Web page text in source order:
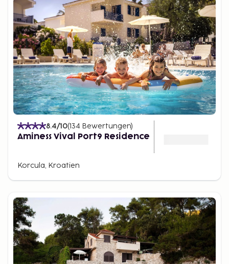
8.4/10(134 Bewertungen)
Aminess Vival Port9 Residence
Korcula, Kroatien